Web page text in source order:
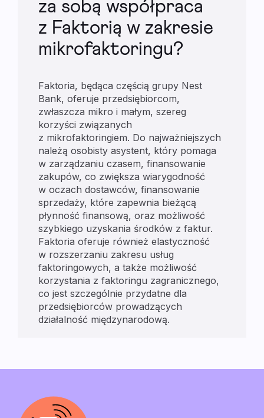
za sobą współpraca
z Faktorią w zakresie
mikrofaktoringu?
Faktoria, będąca częścią grupy Nest
Bank, oferuje przedsiębiorcom,
zwłaszcza mikro i małym, szereg
korzyści związanych
z mikrofaktoringiem. Do najważniejszych
należą osobisty asystent, który pomaga
w zarządzaniu czasem, finansowanie
zakupów, co zwiększa wiarygodność
w oczach dostawców, finansowanie
sprzedaży, które zapewnia bieżącą
płynność finansową, oraz możliwość
szybkiego uzyskania środków z faktur.
Faktoria oferuje również elastyczność
w rozszerzaniu zakresu usług
faktoringowych, a także możliwość
korzystania z faktoringu zagranicznego,
co jest szczególnie przydatne dla
przedsiębiorców prowadzących
działalność międzynarodową.